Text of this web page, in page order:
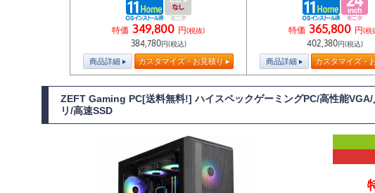
特価 349,800 円(税抜)
384,780円(税込)
商品詳細 カスタマイズ・お見積り
特価 365,800 円(税
402,380円(税込)
商品詳細 カスタマイズ・
ZEFT Gaming PC[送料無料!] ハイスペックゲーミングPC/高性能
リ/高速SSD